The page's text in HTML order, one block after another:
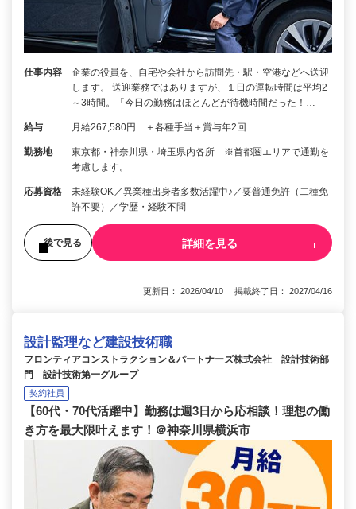
仕事内容
企業の役員を、自宅や会社から訪問先・駅・空港などへ送迎
します。 送迎業務ではありますが、１日の運転時間は平均2
～3時間。「今日の勤務はほとんどが待機時間だった！…
給与 月給267,580円 ＋各種手当＋賞与年2回
勤務地
東京都・神奈川県・埼玉県内各所 ※首都圏エリアで通勤を
考慮します。
応募資格
未経験OK／異業種出身者多数活躍中♪／要普通免許（二種免
許不要）／学歴・経験不問
後で見る 詳細を見る
更新日： 2026/04/10 掲載終了日： 2027/04/16
設計監理など建設技術職
フロンティアコンストラクション＆パートナーズ株式会社 設計技術部
門 設計技術第一グループ
契約社員
【60代・70代活躍中】勤務は週3日から応相談！理想の働
き方を最大限叶えます！＠神奈川県横浜市